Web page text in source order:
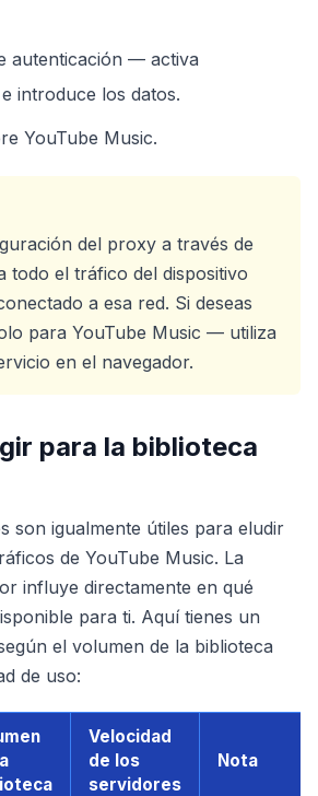
autenticación — activa
e introduce los datos.
YouTube Music.
del proxy a través de
todo el tráfico del dispositivo
a esa red. Si deseas
para YouTube Music — utiliza
en el navegador.
para la biblioteca
son igualmente útiles para eludir
de YouTube Music. La
influye directamente en qué
para ti. Aquí tienes un
el volumen de la biblioteca
de uso:
Velocidad
de los
servidores
Nota